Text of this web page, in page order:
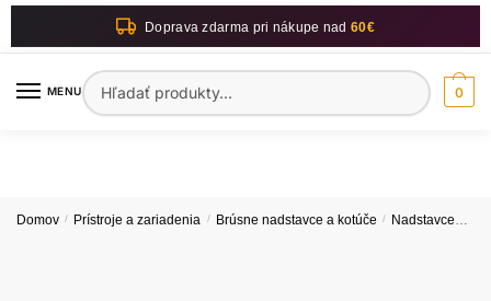
Skip
Skip
Doprava zdarma pri nákupe nad60€
MENUHľadať:
0
Domov / Prístroje a zariadenia / Brúsne nadstavce a kotúče / Nadstavce